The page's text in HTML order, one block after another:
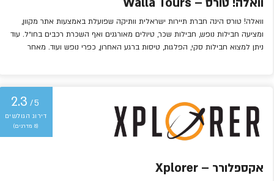
וואלה! טורס הינה חברת תיירות ישראלית וותיקה שפועלת באמצעות אתר מקוון,
ומציעה חבילות נופש, חבילות שכר, טיולים מאורגנים ואף השכרת רכבים בחו״ל. עוד
ניתן למצוא חבילות סקי, הפלגות, טיסות ברגע האחרון, כפרי נופש ועוד. מאחר
אקספלורר – Xplorer
2.3 /5